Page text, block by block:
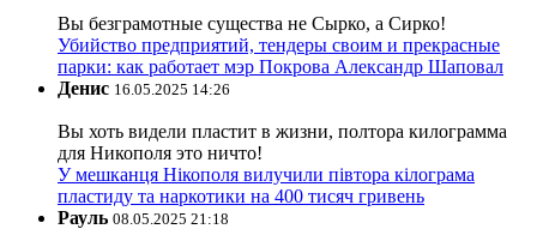
Вы безграмотные существа не Сырко, а Сирко!
Убийство предприятий, тендеры своим и прекрасные
парки: как работает мэр Покрова Александр Шаповал
Денис 16.05.2025 14:26
Вы хоть видели пластит в жизни, полтора килограмма
для Никополя это ничто!
У мешканця Нікополя вилучили півтора кілограма
пластиду та наркотики на 400 тисяч гривень
Рауль 08.05.2025 21:18